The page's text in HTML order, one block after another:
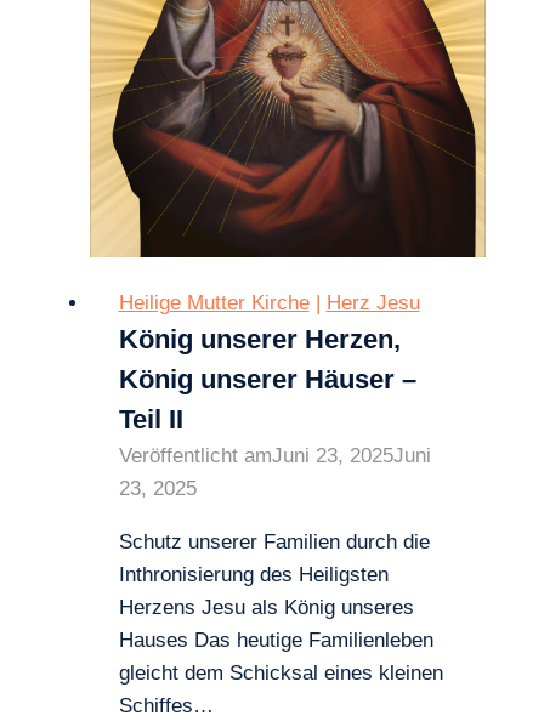
Heilige Mutter Kirche| Herz Jesu
König unserer Herzen,
König unserer Häuser –
Teil II
Veröffentlicht amJuni 23, 2025Juni
23, 2025
Schutz unserer Familien durch die
Inthronisierung des Heiligsten
Herzens Jesu als König unseres
Hauses Das heutige Familienleben
gleicht dem Schicksal eines kleinen
Schiffes…